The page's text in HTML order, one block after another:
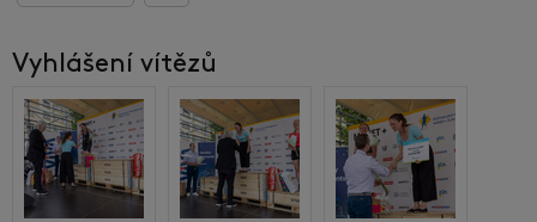
Vyhlášení vítězů